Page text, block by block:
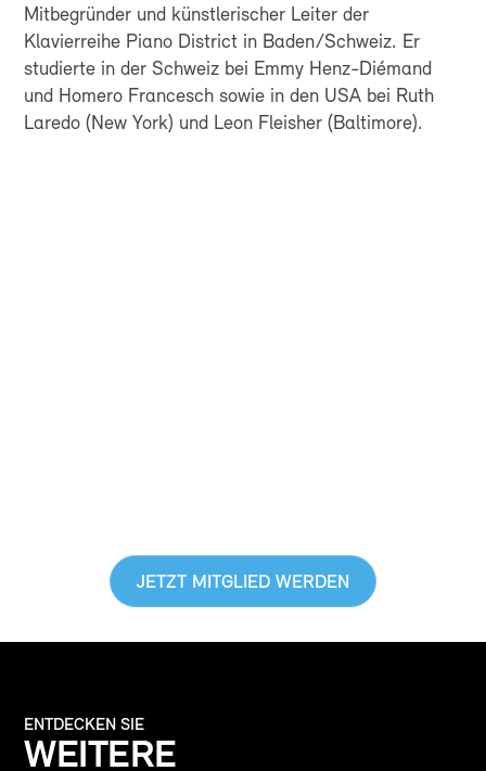
Mitbegründer und künstlerischer Leiter der
Klavierreihe Piano District in Baden/Schweiz. Er
studierte in der Schweiz bei Emmy Henz-Diémand
und Homero Francesch sowie in den USA bei Ruth
Laredo (New York) und Leon Fleisher (Baltimore).
JETZT MITGLIED WERDEN
ENTDECKEN SIE
WEITERE